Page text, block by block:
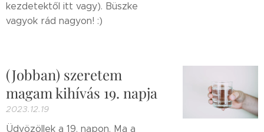
kezdetektől itt vagy). Büszke
vagyok rád nagyon! :)
(Jobban) szeretem
magam kihívás 19. napja
2023.12.19
Üdvözöllek a 19. napon. Ma a